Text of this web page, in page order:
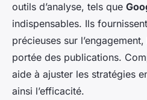
outils d’analyse, tels que
indispensables. Ils
précieuses sur
portée des publications.
aide à ajuster les stratégies
ainsi l’efficacité.